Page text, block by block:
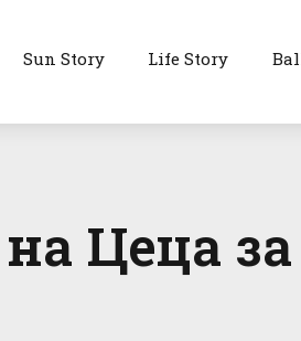
Sun Story Life Story
Цеца